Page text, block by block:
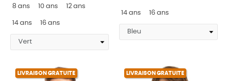
8 ans 10 ans 12 ans
14 ans 16 ans
14 ans 16 ans
LIVRAISON GRATUITE LIVRAISON GRATUITE